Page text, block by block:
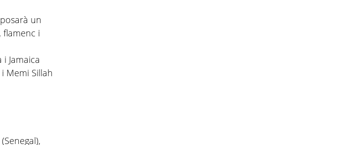
un
i
Jamaica
Memi Sillah